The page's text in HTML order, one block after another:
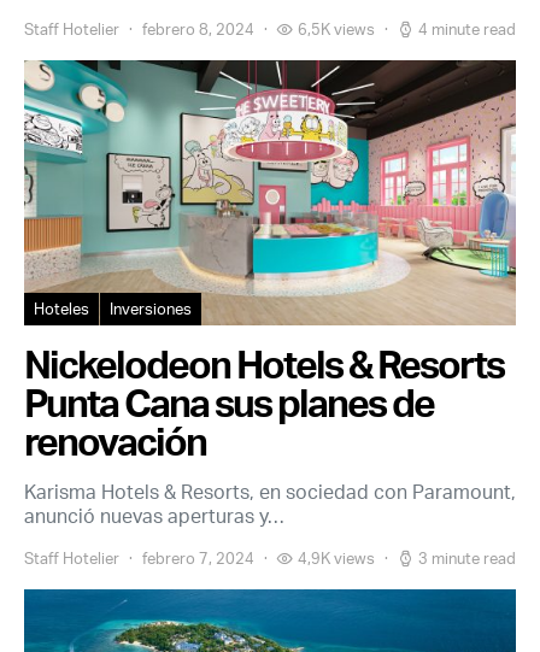
Staff Hotelier febrero 8, 2024 6,5K views 4 minute read
Hoteles Inversiones
Nickelodeon Hotels & Resorts
Punta Cana sus planes de
renovación
Karisma Hotels & Resorts, en sociedad con Paramount,
anunció nuevas aperturas y…
Staff Hotelier febrero 7, 2024 4,9K views 3 minute read